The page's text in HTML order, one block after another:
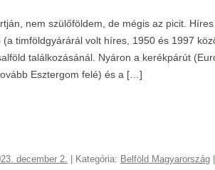
nem szülőföldem, de mégis az picit.
timföldgyárárál volt híres, 1950 és 1997
találkozásánál. Nyáron a kerékpárút
Esztergom felé) és a […]
december 2. | Kategória: Belföld Magyarország